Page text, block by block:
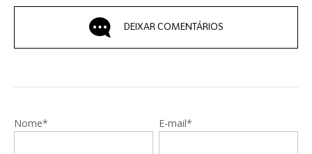
DEIXAR COMENTÁRIOS
Nome* E-mail*